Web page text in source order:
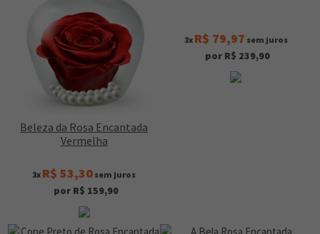
Beleza da Rosa Encantada
Vermelha
3x R$ 53,30 sem juros
por R$ 159,90
3x R$ 79,97 sem juros
por R$ 239,90